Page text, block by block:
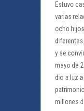
Estuvo
varias
ocho
y se
mayo de
dio a luz
millones